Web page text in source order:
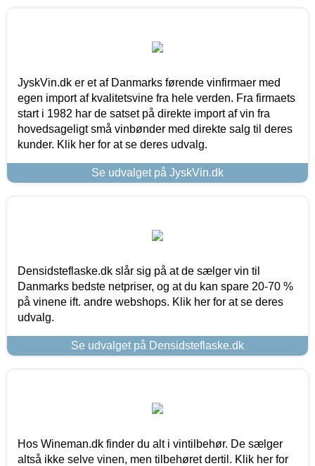
JyskVin.dk er et af Danmarks førende vinfirmaer med
egen import af kvalitetsvine fra hele verden. Fra firmaets
start i 1982 har de satset på direkte import af vin fra
hovedsageligt små vinbønder med direkte salg til deres
kunder. Klik her for at se deres udvalg.
Se udvalget på JyskVin.dk
Densidsteflaske.dk slår sig på at de sælger vin til
Danmarks bedste netpriser, og at du kan spare 20-70 %
på vinene ift. andre webshops. Klik her for at se deres
udvalg.
Se udvalget på Densidsteflaske.dk
Hos Wineman.dk finder du alt i vintilbehør. De sælger
altså ikke selve vinen, men tilbehøret dertil. Klik her for